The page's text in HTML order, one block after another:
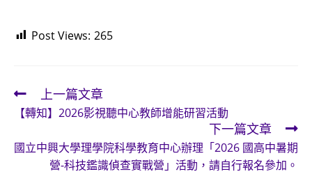
Post Views: 265
Read
more
articles
上一篇文章
【轉知】2026影視聽中心教師增能研習活動
下一篇文章
國立中興大學理學院科學教育中心辦理「2026 國高中暑期
營-科技鑑識偵查實戰營」活動，請自行報名參加。